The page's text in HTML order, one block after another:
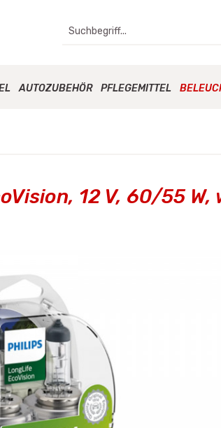
AUTOZUBEHÖR PFLEGEMITTEL
12 V, 60/55